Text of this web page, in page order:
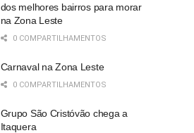
dos melhores bairros para morar
na Zona Leste
0 COMPARTILHAMENTOS
Carnaval na Zona Leste
0 COMPARTILHAMENTOS
Grupo São Cristóvão chega a
Itaquera